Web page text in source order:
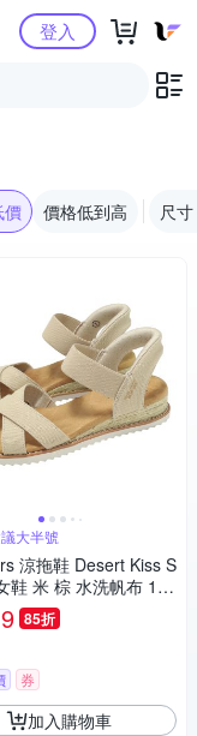
中心登入
價格低到高 尺寸
大半號
涼拖鞋 Desert Kiss S
鞋 米 棕 水洗帆布 114
85折
券
加入購物車